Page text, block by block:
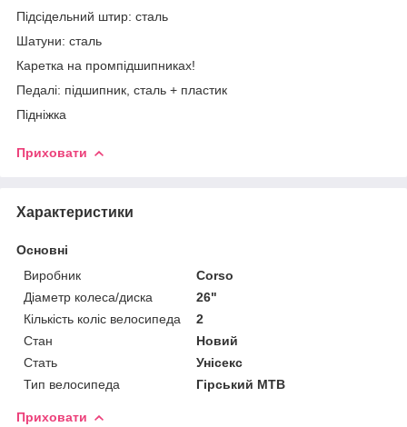
Підсідельний штир: сталь
Шатуни: сталь
Каретка на промпідшипниках!
Педалі: підшипник, сталь + пластик
Підніжка
Приховати
Характеристики
Основні
Виробник
Corso
Діаметр колеса/диска
26"
Кількість коліс велосипеда
2
Стан
Новий
Стать
Унісекс
Тип велосипеда
Гірський MTB
Приховати